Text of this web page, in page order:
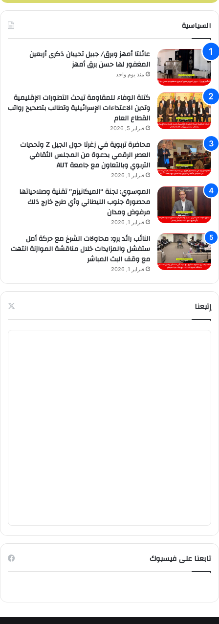
السياسية
عائلتا أمهز وبرق/ جبيل تحييان ذكرى أربعين
المغفور لها حسن برق أمهز
منذ يوم واحد
كتلة الوفاء للمقاومة تبحث التطورات الإقليمية
وتدين الاعتداءات الإسرائيلية وتطالب بتصحيح رواتب
القطاع العام
فبراير 5, 2026
محاضرة تربوية في زغرتا حول الجيل Z وتحديات
العصر الرقمي بدعوة من المجلس الثقافي
التربوي وبالتعاون مع جامعة AUT
فبراير 1, 2026
الموسوي: لجنة “الميكانيزم” تقنية وصلاحياتها
محصورة جنوب الليطاني وأي طرح خارج ذلك
مرفوض ومدان
فبراير 1, 2026
النائب رائد برو: محاولات الشرخ مع حركة أمل
ستفشل والمزايدات خلال مناقشة الموازنة انتهت
مع وقف البث المباشر
فبراير 1, 2026
إتبعنا
تابعنا على فيسبوك